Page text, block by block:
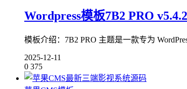
Wordpress模板7B2 PRO
模板介绍：7B2 PRO 主题是一款专为
2025-12-11
0 375